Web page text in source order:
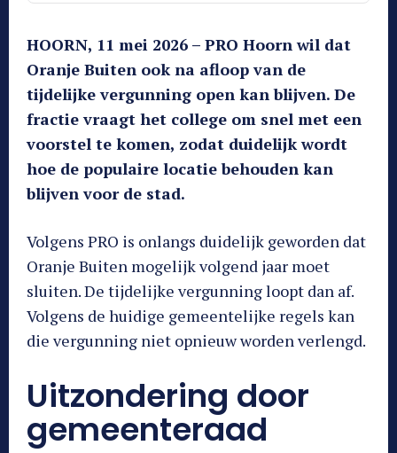
HOORN, 11 mei 2026 – PRO Hoorn wil dat
Oranje Buiten ook na afloop van de
tijdelijke vergunning open kan blijven. De
fractie vraagt het college om snel met een
voorstel te komen, zodat duidelijk wordt
hoe de populaire locatie behouden kan
blijven voor de stad.
Volgens PRO is onlangs duidelijk geworden dat
Oranje Buiten mogelijk volgend jaar moet
sluiten. De tijdelijke vergunning loopt dan af.
Volgens de huidige gemeentelijke regels kan
die vergunning niet opnieuw worden verlengd.
Uitzondering door
gemeenteraad